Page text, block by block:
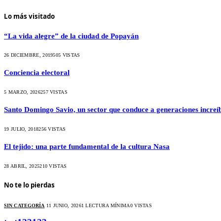
Lo más visitado
“La vida alegre” de la ciudad de Popayán
26 DICIEMBRE, 2019505 VISTAS
Conciencia electoral
5 MARZO, 2026257VISTAS
Santo Domingo Savio, un sector que conduce a generaciones
19 JULIO, 2018256VISTAS
El tejido: una parte fundamental de la cultura Nasa
28 ABRIL, 2025210VISTAS
No te lo pierdas
SIN CATEGORÍA 11 JUNIO, 20261 LECTURA MÍNIMA0VISTAS